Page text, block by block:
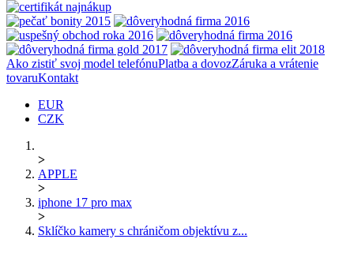
Ako zistiť svoj model telefónuPlatba a dovozZáruka a vrátenie
tovaruKontakt
EUR
CZK
>
APPLE
>
iphone 17 pro max
>
Sklíčko kamery s chráničom objektívu z...